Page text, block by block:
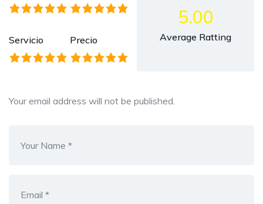
Servicio Precio
5.00
Average Ratting
Your email address will not be published.